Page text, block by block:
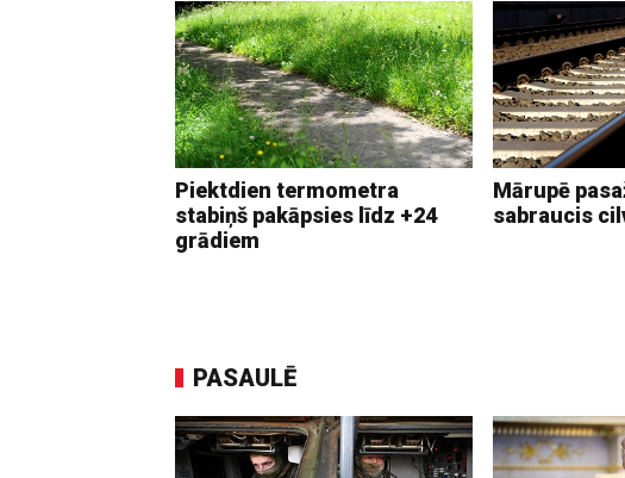
Piektdien termometra
stabiņš pakāpsies līdz +24
grādiem
Mārupē
sabraucis
PASAULĒ